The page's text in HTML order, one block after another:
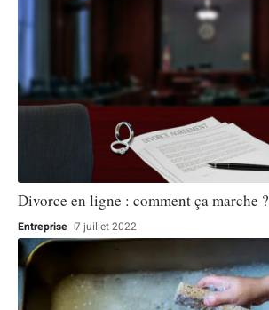
Divorce en ligne : comment ça marche ?
Entreprise 7 juillet 2022